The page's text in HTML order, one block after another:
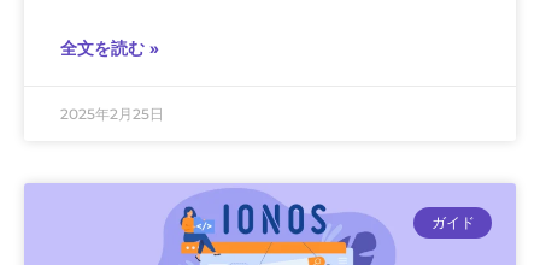
全文を読む »
2025年2月25日
ガイド